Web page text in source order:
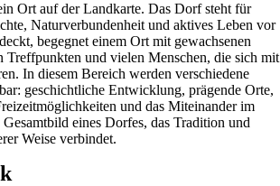
Ort auf der Landkarte. Das Dorf steht für
Naturverbundenheit und aktives Leben vor
begegnet einem Ort mit gewachsenen
Treffpunkten und vielen Menschen, die sich mit
In diesem Bereich werden verschiedene
geschichtliche Entwicklung, prägende Orte,
und das Miteinander im
eines Dorfes, das Tradition und
Weise verbindet.